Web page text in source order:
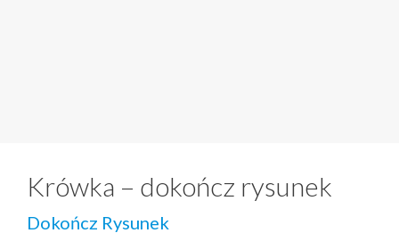
Krówka – dokończ rysunek
Dokończ Rysunek